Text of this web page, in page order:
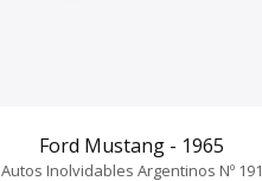
Ford Mustang - 1965
Autos Inolvidables Argentinos Nº 191